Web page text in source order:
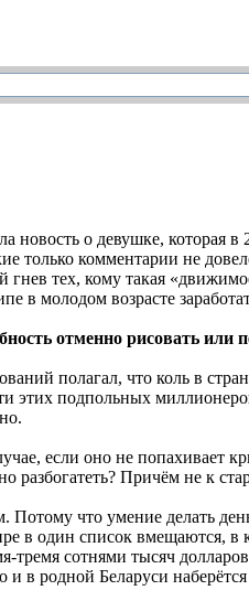
новость о девушке, которая
только комментарии не
гнев тех, кому такая
в молодом возрасте
отменно рисовать или
полагал, что коль в
этих подпольных
если оно не
Причём не к
что умение делать
в один список вмещаются, в
сотнями тысяч
в родной Беларуси